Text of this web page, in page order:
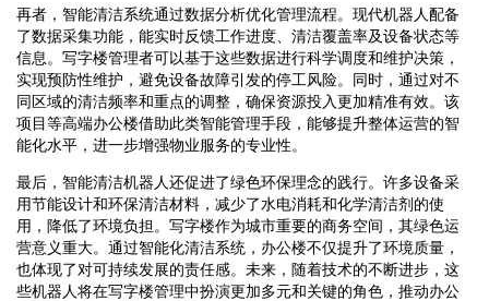
再者，智能清洁系统通过数据分析优化管理流程。现代机器人配备
了数据采集功能，能实时反馈工作进度、清洁覆盖率及设备状态等
信息。写字楼管理者可以基于这些数据进行科学调度和维护决策，
实现预防性维护，避免设备故障引发的停工风险。同时，通过对不
同区域的清洁频率和重点的调整，确保资源投入更加精准有效。该
项目等高端办公楼借助此类智能管理手段，能够提升整体运营的智
能化水平，进一步增强物业服务的专业性。
最后，智能清洁机器人还促进了绿色环保理念的践行。许多设备采
用节能设计和环保清洁材料，减少了水电消耗和化学清洁剂的使
用，降低了环境负担。写字楼作为城市重要的商务空间，其绿色运
营意义重大。通过智能化清洁系统，办公楼不仅提升了环境质量，
也体现了对可持续发展的责任感。未来，随着技术的不断进步，这
些机器人将在写字楼管理中扮演更加多元和关键的角色，推动办公